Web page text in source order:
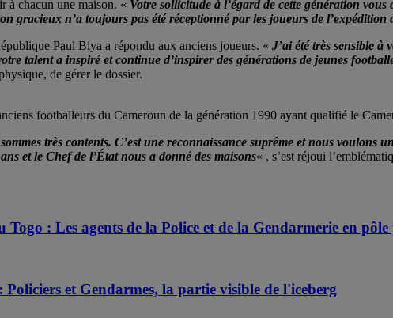
à chacun une maison. « Votre sollicitude à l’égard de cette génération
gracieux n’a toujours pas été réceptionné par les joueurs de l’expédition
Paul Biya a répondu aux anciens joueurs. « J’ai été très sensible à
talent a inspiré et continue d’inspirer des générations de jeunes
de gérer le dossier.
footballeurs du Cameroun de la génération 1990 ayant qualifié le
très contents. C’est une reconnaissance suprême et nous voulons
et le Chef de l’État nous a donné des maisons« , s’est réjoui
: Les agents de la Police et de la Gendarmerie en pôle
et Gendarmes, la partie visible de l'iceberg